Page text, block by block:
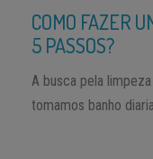
COMO FAZER
5 PASSOS?
A busca pela
tomamos banho